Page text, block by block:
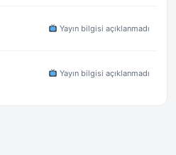
Yayın bilgisi açıklanmadı
Yayın bilgisi açıklanmadı